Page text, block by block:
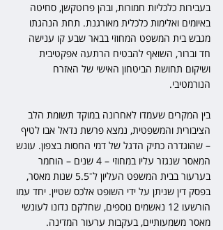
בעבירות כלכליות חמורות, ובהן פרוטקשן, סחיטה
באיומים ואלימות כלכלית מאורגנת. תחת הנהגתו
מגבש בית המשפט המחוזי בבאר שבע קו ענישה
חד וברור, השואף להבטיח הרתעה אפקטיבית
ושיקום תחושת הביטחון האישי של האזרח
הנורמטיבי.
בין המקרים שעמדו לאחרונה במוקד תשומת הלב
הציבורית והמשפטית, נמצא פרשת נדאל אבו לטיף
– שהוגדרה כתיק הדגל של דמי החסות בצפון. עונש
המאסר שנגזר עליו במחוזי – 4 שנים – הוחמר
בערעור בבית המשפט העליון ל־5.5 שנות מאסר,
בפסק דין שניתן על ידי השופט אלכס שטיין. יחד עמו
הורשעו 12 נאשמים נוספים, שחלקם נדונו לעונשי
מאסר משמעותיים, בעקבות ערעור המדינה.